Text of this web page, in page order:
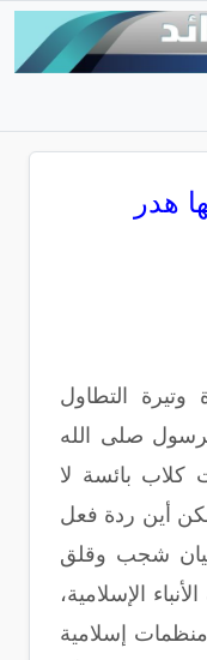
‏هدر
وتيرة التطاول
صلى الله
كلاب بائسة لا
أين ردة فعل
بيان شجب وقلق
الإسلامية،
إسلامية